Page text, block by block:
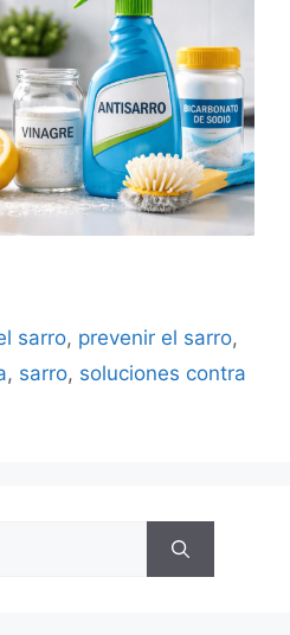
sarro, prevenir el sarro,
, sarro, soluciones contra